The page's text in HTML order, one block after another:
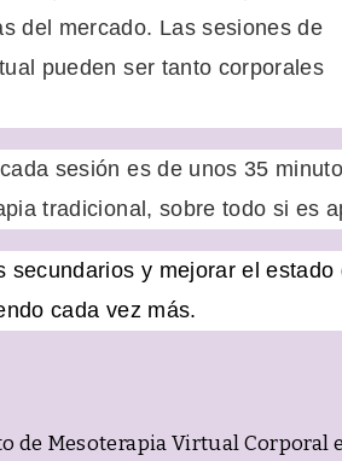
del mercado. Las sesiones de
pueden ser tanto corporales
sesión es de unos 35
tradicional, sobre todo si es
secundarios y mejorar el
cada vez más.
de Mesoterapia Virtual Corporal